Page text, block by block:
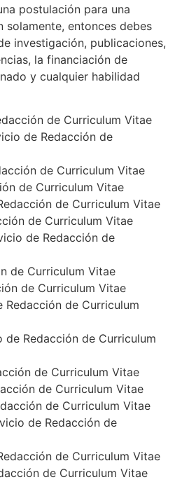
postulación para una
entonces debes
investigación, publicaciones,
la financiación de
y cualquier habilidad
de Curriculum Vitae
de Redacción de
de Curriculum Vitae
de Curriculum Vitae
de Curriculum Vitae
de Curriculum Vitae
de Redacción de
de Curriculum Vitae
de Curriculum Vitae
de Curriculum
de Redacción de Curriculum
de Curriculum Vitae
de Curriculum Vitae
de Curriculum Vitae
de Redacción de
de Curriculum Vitae
de Curriculum Vitae